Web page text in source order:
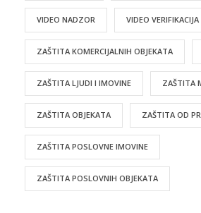
VIDEO NADZOR VIDEO VERIFIKACIJA
ZAŠTITA KOMERCIJALNIH OBJEKATA
ZAŠTITA LJUDI I IMOVINE ZAŠTITA
ZAŠTITA OBJEKATA ZAŠTITA OD
ZAŠTITA POSLOVNE IMOVINE
ZAŠTITA POSLOVNIH OBJEKATA